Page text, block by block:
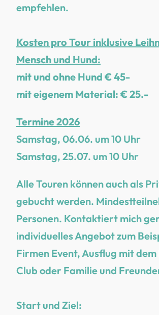
empfehlen.
Kosten pro Tour inklusive
Mensch und Hund:
mit und ohne Hund € 45-
mit eigenem Material: € 25.-
Termine2026
Samstag, 06.06. um 10 Uhr
Samstag, 25.07. um 10 Uhr
Alle Touren können auch als
gebucht werden.
Personen. Kontaktiert mich
individuelles Angebot zum
Firmen Event, Ausflug mit dem
Club oder Familie und
Start und Ziel: